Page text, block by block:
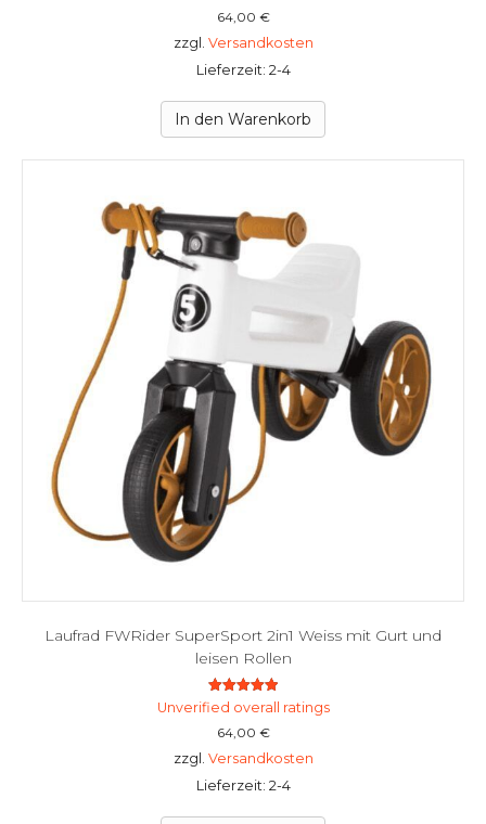
64,00 €
zzgl. Versandkosten
Lieferzeit: 2-4
In den Warenkorb
Laufrad FWRider SuperSport 2in1 Weiss mit Gurt und
leisen Rollen
Bewertet mit
5.00
von 5
Unverified overall ratings
64,00 €
zzgl. Versandkosten
Lieferzeit: 2-4